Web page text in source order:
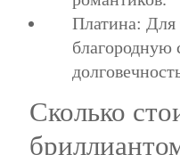
Платина: Для
благородную
Сколько